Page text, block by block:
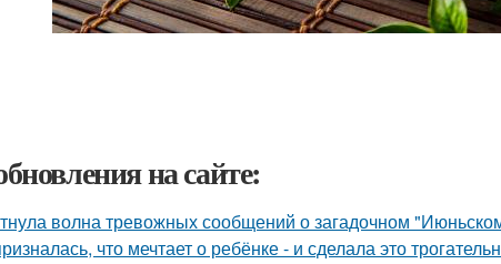
на сайте:
волна тревожных сообщений о загадочном
что мечтает о ребёнке - и сделала это